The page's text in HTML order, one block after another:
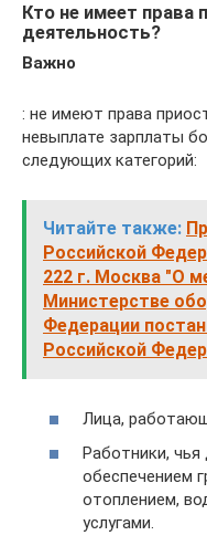
Кто не имеет права
деятельность?
Важно
: не имеют права
невыплате зарплаты
следующих категорий:
Читайте также:
Российской
222 г. Москва "О
Министерстве
Федерации
Российской
Лица,
Работники, чья
обеспечением
отоплением,
услугами.